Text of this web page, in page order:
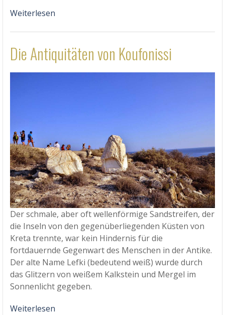
Weiterlesen
Die Antiquitäten von Koufonissi
Der schmale, aber oft wellenförmige Sandstreifen, der
die Inseln von den gegenüberliegenden Küsten von
Kreta trennte, war kein Hindernis für die
fortdauernde Gegenwart des Menschen in der Antike.
Der alte Name Lefki (bedeutend weiß) wurde durch
das Glitzern von weißem Kalkstein und Mergel im
Sonnenlicht gegeben.
Weiterlesen